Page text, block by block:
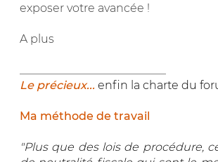
exposer votre avancée !
A plus
Le précieux... enfin la charte du
Ma méthode de travail
"Plus que des lois de procédure,